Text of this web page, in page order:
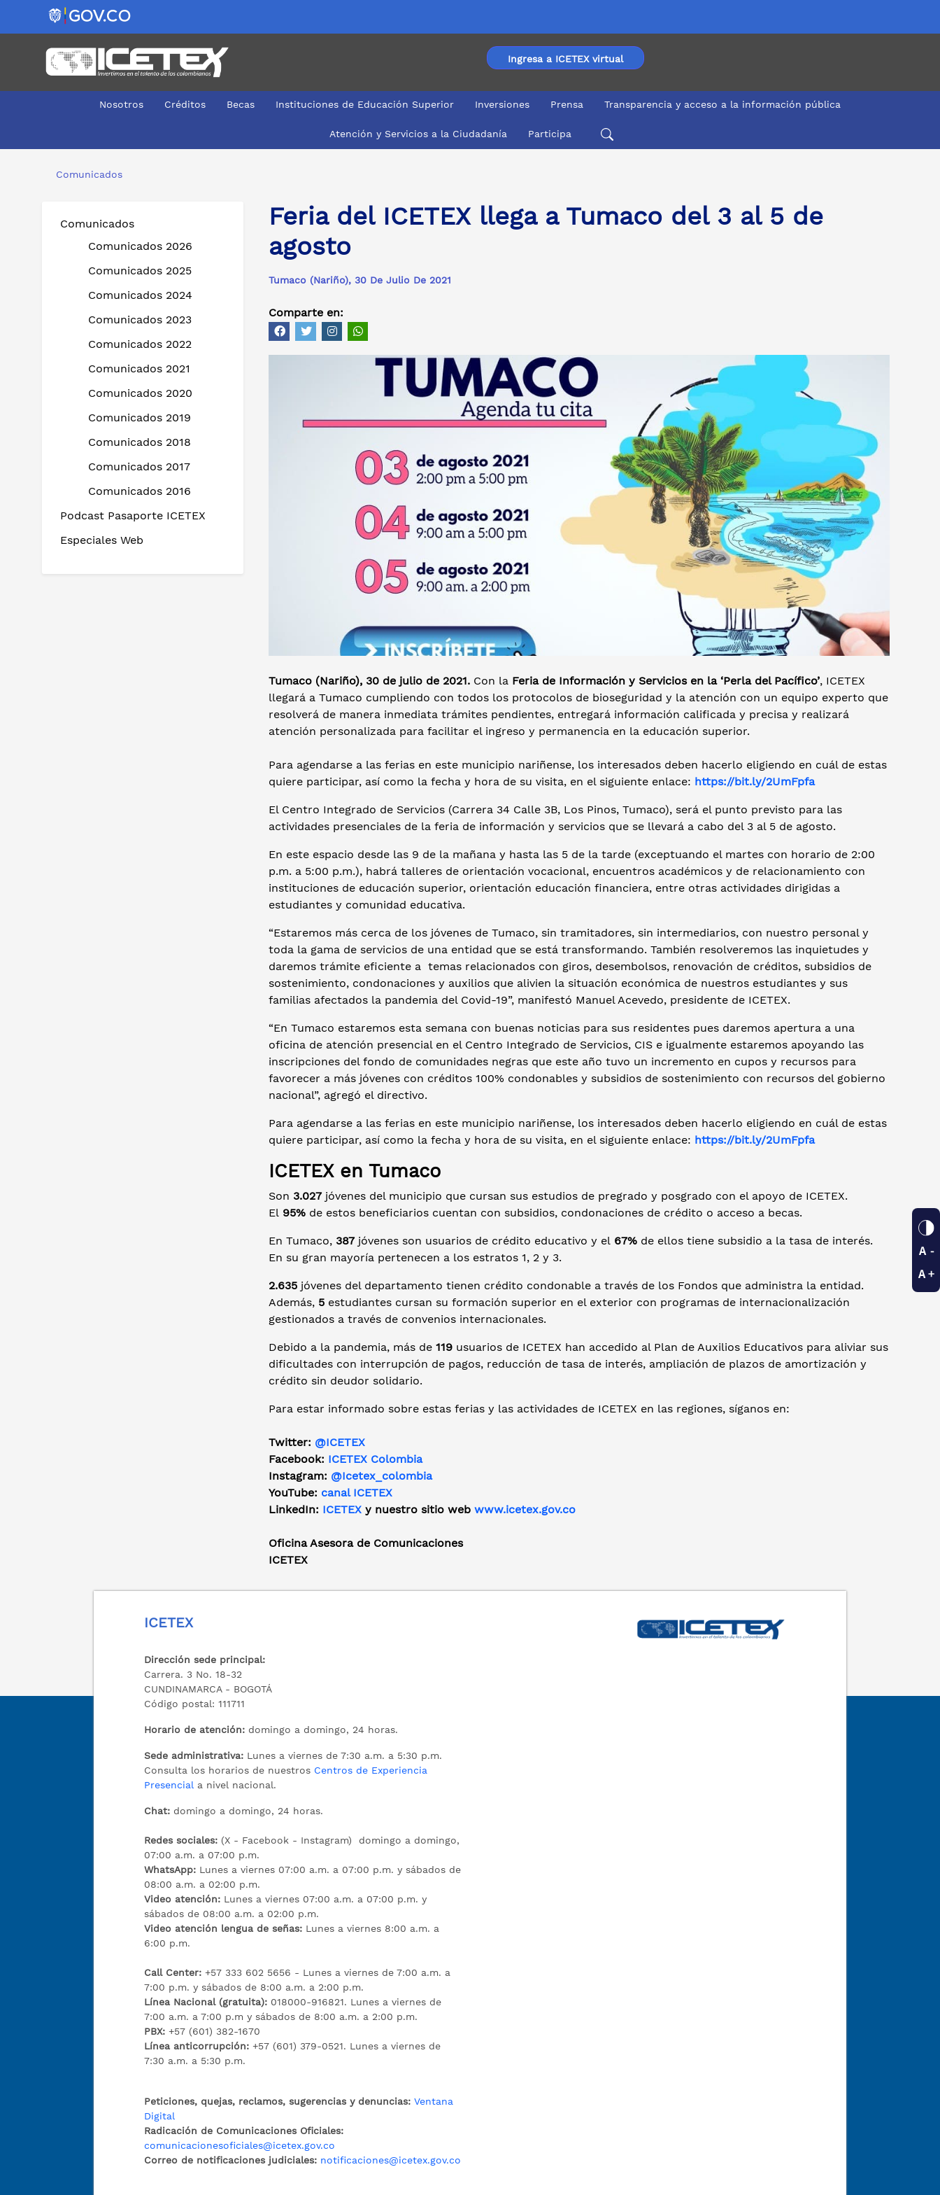
Ingresa a ICETEX virtual
Nosotros Créditos Becas Instituciones de Educación Superior Inversiones Prensa Transparencia y acceso a la información pública
Atención y Servicios a la Ciudadanía Participa
Comunicados
Comunicados
Comunicados 2026
Comunicados 2025
Comunicados 2024
Comunicados 2023
Comunicados 2022
Comunicados 2021
Comunicados 2020
Comunicados 2019
Comunicados 2018
Comunicados 2017
Comunicados 2016
Podcast Pasaporte ICETEX
Especiales Web
Feria del ICETEX llega a Tumaco del 3 al 5 de
agosto
Tumaco (Nariño), 30 De Julio De 2021
Comparte en:
Tumaco (Nariño), 30 de julio de 2021. Con la Feria de Información y Servicios en la ‘Perla del Pacífico’, ICETEX
llegará a Tumaco cumpliendo con todos los protocolos de bioseguridad y la atención con un equipo experto que
resolverá de manera inmediata trámites pendientes, entregará información calificada y precisa y realizará
atención personalizada para facilitar el ingreso y permanencia en la educación superior.
Para agendarse a las ferias en este municipio nariñense, los interesados deben hacerlo eligiendo en cuál de estas
quiere participar, así como la fecha y hora de su visita, en el siguiente enlace: https://bit.ly/2UmFpfa
El Centro Integrado de Servicios (Carrera 34 Calle 3B, Los Pinos, Tumaco), será el punto previsto para las
actividades presenciales de la feria de información y servicios que se llevará a cabo del 3 al 5 de agosto.
En este espacio desde las 9 de la mañana y hasta las 5 de la tarde (exceptuando el martes con horario de 2:00
p.m. a 5:00 p.m.), habrá talleres de orientación vocacional, encuentros académicos y de relacionamiento con
instituciones de educación superior, orientación educación financiera, entre otras actividades dirigidas a
estudiantes y comunidad educativa.
“Estaremos más cerca de los jóvenes de Tumaco, sin tramitadores, sin intermediarios, con nuestro personal y
toda la gama de servicios de una entidad que se está transformando. También resolveremos las inquietudes y
daremos trámite eficiente a temas relacionados con giros, desembolsos, renovación de créditos, subsidios de
sostenimiento, condonaciones y auxilios que alivien la situación económica de nuestros estudiantes y sus
familias afectados la pandemia del Covid-19”, manifestó Manuel Acevedo, presidente de ICETEX.
“En Tumaco estaremos esta semana con buenas noticias para sus residentes pues daremos apertura a una
oficina de atención presencial en el Centro Integrado de Servicios, CIS e igualmente estaremos apoyando las
inscripciones del fondo de comunidades negras que este año tuvo un incremento en cupos y recursos para
favorecer a más jóvenes con créditos 100% condonables y subsidios de sostenimiento con recursos del gobierno
nacional”, agregó el directivo.
Para agendarse a las ferias en este municipio nariñense, los interesados deben hacerlo eligiendo en cuál de estas
quiere participar, así como la fecha y hora de su visita, en el siguiente enlace: https://bit.ly/2UmFpfa
ICETEX en Tumaco
Son 3.027 jóvenes del municipio que cursan sus estudios de pregrado y posgrado con el apoyo de ICETEX.
El 95% de estos beneficiarios cuentan con subsidios, condonaciones de crédito o acceso a becas.
En Tumaco, 387 jóvenes son usuarios de crédito educativo y el 67% de ellos tiene subsidio a la tasa de interés.
En su gran mayoría pertenecen a los estratos 1, 2 y 3.
2.635 jóvenes del departamento tienen crédito condonable a través de los Fondos que administra la entidad.
Además, 5 estudiantes cursan su formación superior en el exterior con programas de internacionalización
gestionados a través de convenios internacionales.
Debido a la pandemia, más de 119 usuarios de ICETEX han accedido al Plan de Auxilios Educativos para aliviar sus
dificultades con interrupción de pagos, reducción de tasa de interés, ampliación de plazos de amortización y
crédito sin deudor solidario.
Para estar informado sobre estas ferias y las actividades de ICETEX en las regiones, síganos en:
Twitter: @ICETEX
Facebook: ICETEX Colombia
Instagram: @Icetex_colombia
YouTube: canal ICETEX
LinkedIn: ICETEX y nuestro sitio web www.icetex.gov.co
Oficina Asesora de Comunicaciones
ICETEX
ICETEX
Dirección sede principal:
Carrera. 3 No. 18-32
CUNDINAMARCA - BOGOTÁ
Código postal: 111711
Horario de atención: domingo a domingo, 24 horas.
Sede administrativa: Lunes a viernes de 7:30 a.m. a 5:30 p.m.
Consulta los horarios de nuestros Centros de Experiencia
Presencial a nivel nacional.
Chat: domingo a domingo, 24 horas.
Redes sociales: (X - Facebook - Instagram) domingo a domingo,
07:00 a.m. a 07:00 p.m.
WhatsApp: Lunes a viernes 07:00 a.m. a 07:00 p.m. y sábados de
08:00 a.m. a 02:00 p.m.
Video atención: Lunes a viernes 07:00 a.m. a 07:00 p.m. y
sábados de 08:00 a.m. a 02:00 p.m.
Video atención lengua de señas: Lunes a viernes 8:00 a.m. a
6:00 p.m.
Call Center:+57 333 602 5656 - Lunes a viernes de 7:00 a.m. a
7:00 p.m. y sábados de 8:00 a.m. a 2:00 p.m.
Línea Nacional (gratuita): 018000-916821. Lunes a viernes de
7:00 a.m. a 7:00 p.m y sábados de 8:00 a.m. a 2:00 p.m.
PBX:+57 (601) 382-1670
Línea anticorrupción:+57 (601) 379-0521. Lunes a viernes de
7:30 a.m. a 5:30 p.m.
Peticiones, quejas, reclamos, sugerencias y denuncias: Ventana
Digital
Radicación de Comunicaciones Oficiales:
comunicacionesoficiales@icetex.gov.co
Correo de notificaciones judiciales: notificaciones@icetex.gov.co